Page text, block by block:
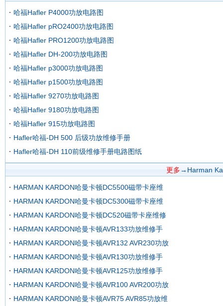
哈福Hafler P4000功放电路图
哈福Hafler pRO2400功放电路图
哈福Hafler PRO1200功放电路图
哈福Hafler DH-200功放电路图
哈福Hafler p3000功放电路图
哈福Hafler p1500功放电路图
哈福Hafler 9270功放电路图
哈福Hafler 9180功放电路图
哈福Hafler 915功放电路图
Hafler哈福-DH 500 后级功放维修手册
Hafler哈福-DH 110前级维修手册电路图纸
更多→Harman
HARMAN KARDON哈曼卡顿DC5500磁带卡座维
HARMAN KARDON哈曼卡顿DC5300磁带卡座维
HARMAN KARDON哈曼卡顿DC520磁带卡座维修
HARMAN KARDON哈曼卡顿AVR133功放维修手
HARMAN KARDON哈曼卡顿AVR132 AVR230功放
HARMAN KARDON哈曼卡顿AVR130功放维修手
HARMAN KARDON哈曼卡顿AVR125功放维修手
HARMAN KARDON哈曼卡顿AVR100 AVR200功放
HARMAN KARDON哈曼卡顿AVR75 AVR85功放维